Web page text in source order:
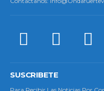
SUSCRIBETE